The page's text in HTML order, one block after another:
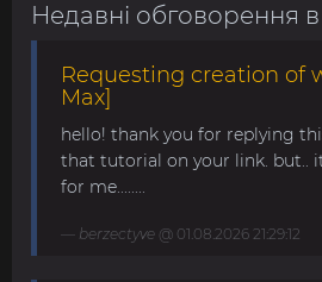
Недавні обговорення в
Requesting creation of
Max]
hello! thank you for replying
that tutorial on your link. but..
for me........
berzectyve @ 01.08.2026 21:29:12